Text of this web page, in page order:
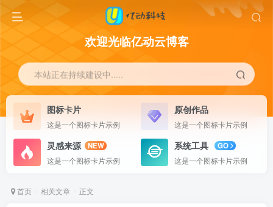
欢迎光临亿动云博客
本站正在持续建设中.....
图标卡片
这是一个图标卡片示例
原创作品
这是一个图标卡片示例
灵感来源
NEW
这是一个图标卡片示例
系统工具
GO
这是一个图标卡片示例
首页 相关文章 正文